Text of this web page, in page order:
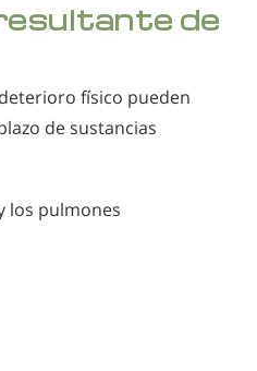
de
físico pueden
de sustancias
los pulmones